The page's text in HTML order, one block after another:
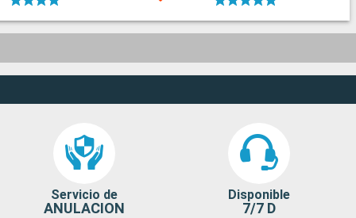
Servicio de
ANULACION
Disponible
7/7 D